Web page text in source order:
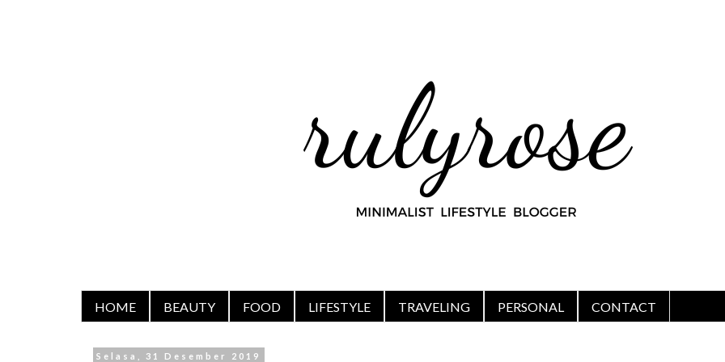
HOME BEAUTY FOOD LIFESTYLE TRAVELING PERSONAL CONTACT
Selasa, 31 Desember 2019